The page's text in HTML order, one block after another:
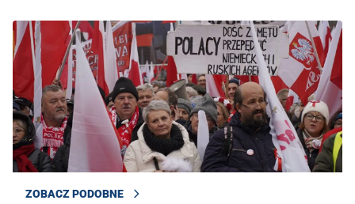
ZOBACZ PODOBNE